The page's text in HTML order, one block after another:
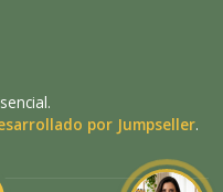
por Jumpseller.